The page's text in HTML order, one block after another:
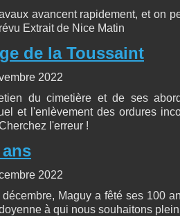
avancent rapidement, et on
Extrait de Nice Matin
de la Toussaint
2022
du cimetière et de ses
et l'enlèvement des ordures
l'erreur !
ans
2022
décembre, Maguy a fêté ses 100
à qui nous souhaitons